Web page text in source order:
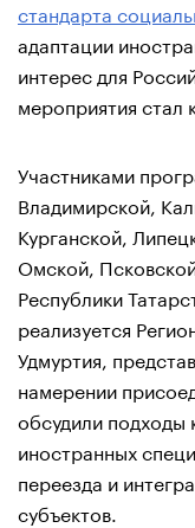
стандарта
адаптации
интерес для
мероприятия стал
Участниками
Владимирской,
Курганской,
Омской,
Республики
реализуется
Удмуртия,
намерении
обсудили подходы
иностранных
переезда и
субъектов.